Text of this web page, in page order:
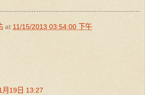
at 11/15/2013 03:54:00 下午
月19日 13:27